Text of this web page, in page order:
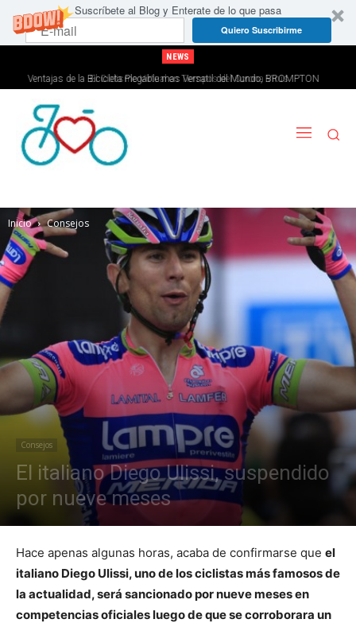
Suscríbete al Blog y Enterate de lo que pasa
Quiero Suscribirme
NEWS
Ventajas de la Bicicleta Plegable mas Versatil del Mundo, BROMPTON
El Ciclismo Virtual en Tiempos del Corona Virus
Inicio Consejos
Consejos
El italiano Diego Ulissi, suspendido
por nueve meses
Hace apenas algunas horas, acaba de confirmarse que el
italiano Diego Ulissi, uno de los ciclistas más famosos de
la actualidad, será sancionado por nueve meses en
competencias oficiales luego de que se corroborara un